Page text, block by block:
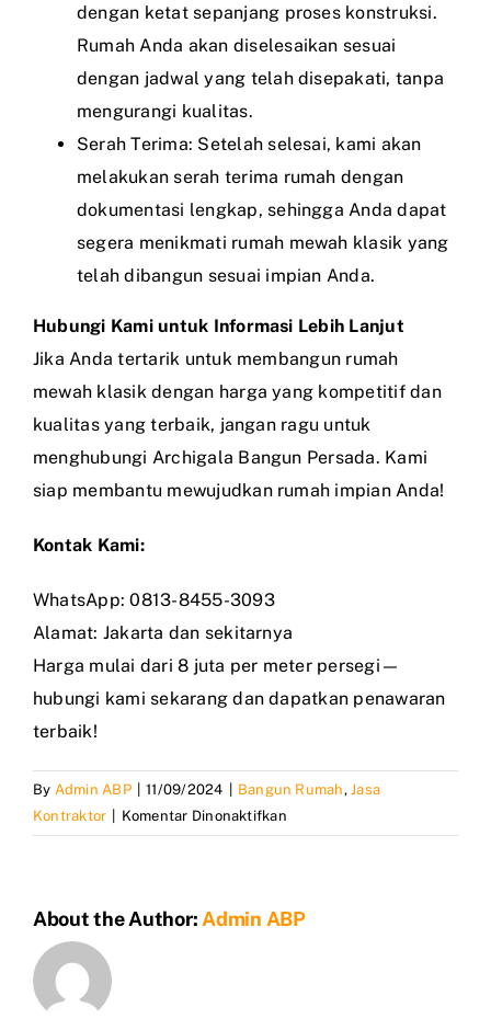
dengan ketat sepanjang proses konstruksi.
Rumah Anda akan diselesaikan sesuai
dengan jadwal yang telah disepakati, tanpa
mengurangi kualitas.
Serah Terima: Setelah selesai, kami akan
melakukan serah terima rumah dengan
dokumentasi lengkap, sehingga Anda dapat
segera menikmati rumah mewah klasik yang
telah dibangun sesuai impian Anda.
Hubungi Kami untuk Informasi Lebih Lanjut
Jika Anda tertarik untuk membangun rumah
mewah klasik dengan harga yang kompetitif dan
kualitas yang terbaik, jangan ragu untuk
menghubungi Archigala Bangun Persada. Kami
siap membantu mewujudkan rumah impian Anda!
Kontak Kami:
WhatsApp: 0813-8455-3093
Alamat: Jakarta dan sekitarnya
Harga mulai dari 8 juta per meter persegi—
hubungi kami sekarang dan dapatkan penawaran
terbaik!
By Admin ABP 11/09/2024 Bangun Rumah,Jasa
Kontraktor
Komentar Dinonaktifkanpada
Jasa
Mewah
About the Author: Admin ABP